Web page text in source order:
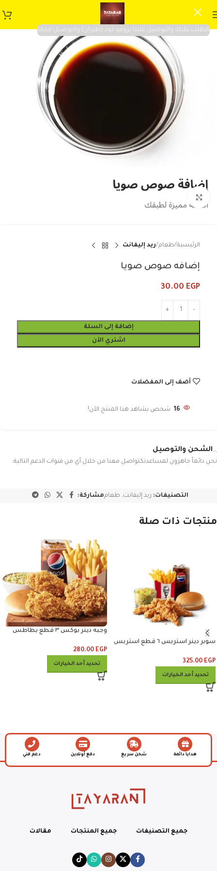
الطلب عليك والتوصيل علينا برومو كود (طيران) والتوصيل مجانا
الرئيسية طعام ريد إليفانت
إضافه صوص صويا
30.00 EGP
إضافة إلى السلة
اشتري الآن
أضف إلى المفضلات
16 شخص يشاهد هذا المنتج الآن!
الشحن والتوصيل
نحن دائماً جاهزون لمساعدتكتواصل معنا من خلال أي من قنوات الدعم التالية:
التصنيفات: ريد إليفانت, طعاممشاركة:
منتجات ذات صلة
سوبر دينر استربس ٦ قطع استربس
325.00 EGP
تحديد أحد الخيارات
وجبه دينر بوكس ٣ قطع بطاطس
280.00 EGP
تحديد أحد الخيارات
هدايا دائمة شحن سريع دفع أونلاين دعم فني
جميع التصنيفات جميع المنتجات مقالات